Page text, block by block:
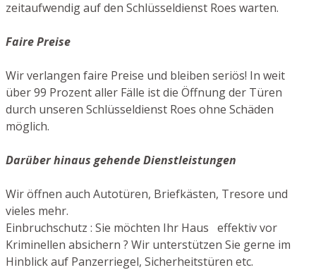
zeitaufwendig auf den Schlüsseldienst Roes warten.
Faire Preise
Wir verlangen faire Preise und bleiben seriös! In weit
über 99 Prozent aller Fälle ist die Öffnung der Türen
durch unseren Schlüsseldienst Roes ohne Schäden
möglich.
Darüber hinaus gehende Dienstleistungen
Wir öffnen auch Autotüren, Briefkästen, Tresore und
vieles mehr.
Einbruchschutz : Sie möchten Ihr Haus effektiv vor
Kriminellen absichern ? Wir unterstützen Sie gerne im
Hinblick auf Panzerriegel, Sicherheitstüren etc.